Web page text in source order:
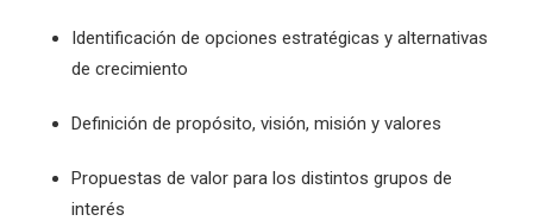
Identificación de opciones estratégicas y alternativas
de crecimiento
Definición de propósito, visión, misión y valores
Propuestas de valor para los distintos grupos de
interés